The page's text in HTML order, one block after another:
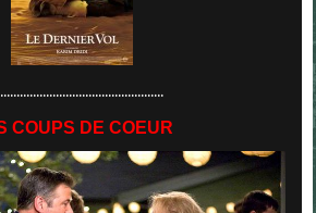
COUPS DE COEUR